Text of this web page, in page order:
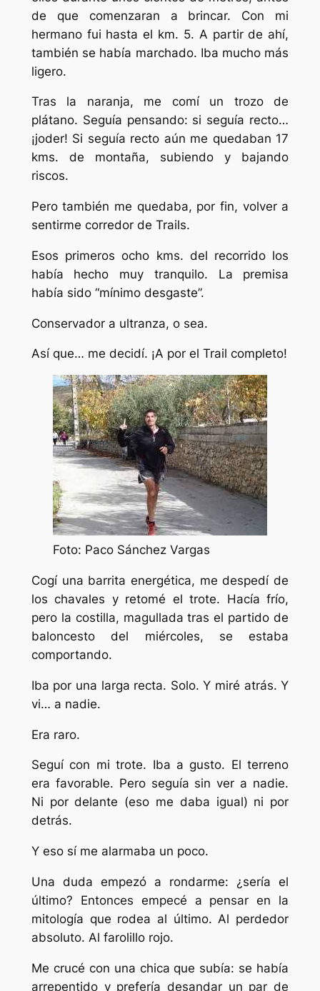
de que comenzaran a brincar. Con mi
hermano fui hasta el km. 5. A partir de ahí,
también se había marchado. Iba mucho más
ligero.
Tras la naranja, me comí un trozo de
plátano. Seguía pensando: si seguía recto…
¡joder! Si seguía recto aún me quedaban 17
kms. de montaña, subiendo y bajando
riscos.
Pero también me quedaba, por fin, volver a
sentirme corredor de Trails.
Esos primeros ocho kms. del recorrido los
había hecho muy tranquilo. La premisa
había sido “mínimo desgaste”.
Conservador a ultranza, o sea.
Así que… me decidí. ¡A por el Trail completo!
Foto: Paco Sánchez Vargas
Cogí una barrita energética, me despedí de
los chavales y retomé el trote. Hacía frío,
pero la costilla, magullada tras el partido de
baloncesto del miércoles, se estaba
comportando.
Iba por una larga recta. Solo. Y miré atrás. Y
vi… a nadie.
Era raro.
Seguí con mi trote. Iba a gusto. El terreno
era favorable. Pero seguía sin ver a nadie.
Ni por delante (eso me daba igual) ni por
detrás.
Y eso sí me alarmaba un poco.
Una duda empezó a rondarme: ¿sería el
último? Entonces empecé a pensar en la
mitología que rodea al último. Al perdedor
absoluto. Al farolillo rojo.
Me crucé con una chica que subía: se había
arrepentido y prefería desandar un par de